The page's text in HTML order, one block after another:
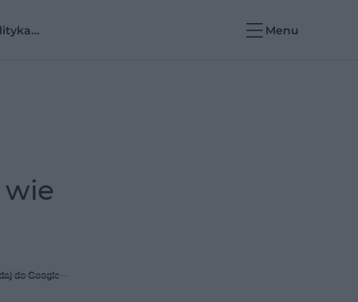
Menu
do Google